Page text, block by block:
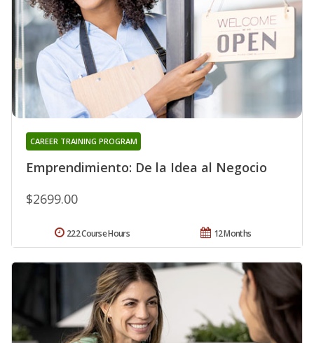
Emprendimiento: De la Idea al Negocio
CAREER TRAINING PROGRAM
$2699.00
12 Months
222 Course Hours